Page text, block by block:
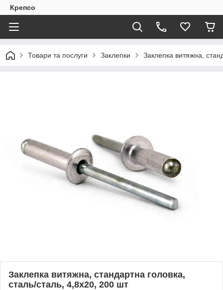
Крепсо
Товари та послуги Заклепки Заклепка витяжна,
Заклепка витяжна, стандартна головка,
сталь/сталь, 4,8x20, 200 шт